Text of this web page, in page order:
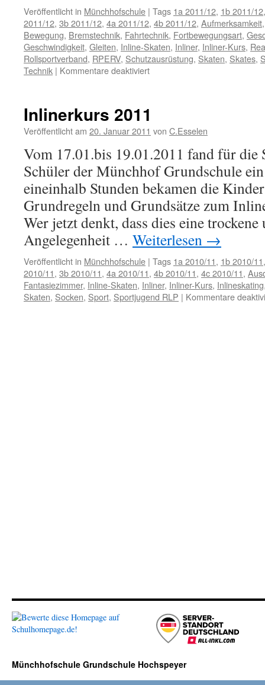
Veröffentlicht in Münchhofschule | Tags 1a 2011/12, 1b 2011/12
2011/12, 3b 2011/12, 4a 2011/12, 4b 2011/12, Aufmerksamkeit
Bewegung, Bremstechnik, Fahrtechnik, Fortbewegungsart,
Geschwindigkeit, Gleiten, Inline-Skaten, Inliner, Inliner-Kurs,
Rollsportverband, RPERV, Schutzausrüstung, Skaten, Skates,
Technik | Kommentare deaktiviertfür
Inlinerkurs 2011
Veröffentlicht am 20. Januar 2011 von C.Esselen
Vom 17.01.bis 19.01.2011 fand für die
Schüler der Münchhof Grundschule
eineinhalb Stunden bekamen die
Grundregeln und Grundsätze zum
Wer jetzt denkt, dass dies eine
Angelegenheit … Weiterlesen →
Veröffentlicht in Münchhofschule | Tags 1a 2010/11, 1b 2010/11
2010/11, 3b 2010/11, 4a 2010/11, 4b 2010/11, 4c 2010/11,
Fantasiezimmer, Inline-Skaten, Inliner, Inliner-Kurs, Inlineskating
Skaten, Socken, Sport, Sportjugend RLP | Kommentare
Münchhofschule Grundschule Hochspeyer